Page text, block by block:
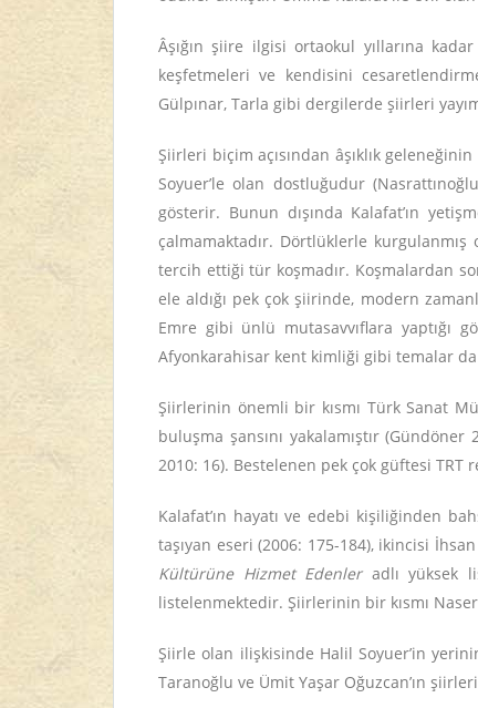
Âşığın şiire ilgisi ortaokul yıllarına
keşfetmeleri ve kendisini
Gülpınar, Tarla gibi dergilerde şiirleri
Şiirleri biçim açısından âşıklık
Soyuer’le olan dostluğudur
gösterir. Bunun dışında Kalafat’ın
çalmamaktadır. Dörtlüklerle
tercih ettiği tür koşmadır. Koşmalardan
ele aldığı pek çok şiirinde, modern
Emre gibi ünlü mutasavvıflara yaptığı
Afyonkarahisar kent kimliği gibi temalar
Şiirlerinin önemli bir kısmı Türk Sanat
buluşma şansını yakalamıştır
2010: 16). Bestelenen pek çok güftesi TRT
Kalafat’ın hayatı ve edebi kişiliğinden
taşıyan eseri (2006: 175-184), ikincisi İhsan
Kültürüne Hizmet Edenleradlı yüksek
listelenmektedir. Şiirlerinin bir kısmı
Şiirle olan ilişkisinde Halil Soyuer’in
Taranoğlu ve Ümit Yaşar Oğuzcan’ın